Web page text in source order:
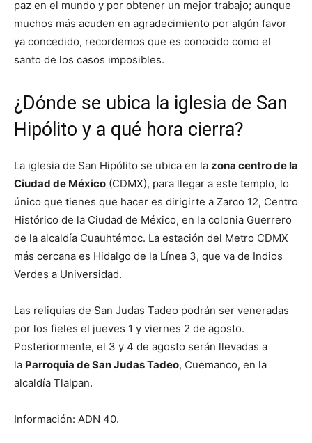
paz en el mundo y por obtener un mejor trabajo; aunque
muchos más acuden en agradecimiento por algún favor
ya concedido, recordemos que es conocido como el
santo de los casos imposibles.
¿Dónde se ubica la iglesia de San
Hipólito y a qué hora cierra?
La iglesia de San Hipólito se ubica en la zona centro de la
Ciudad de México (CDMX), para llegar a este templo, lo
único que tienes que hacer es dirigirte a Zarco 12, Centro
Histórico de la Ciudad de México, en la colonia Guerrero
de la alcaldía Cuauhtémoc. La estación del Metro CDMX
más cercana es Hidalgo de la Línea 3, que va de Indios
Verdes a Universidad.
Las reliquias de San Judas Tadeo podrán ser veneradas
por los fieles el jueves 1 y viernes 2 de agosto.
Posteriormente, el 3 y 4 de agosto serán llevadas a
la Parroquia de San Judas Tadeo, Cuemanco, en la
alcaldía Tlalpan.
Información: ADN 40.